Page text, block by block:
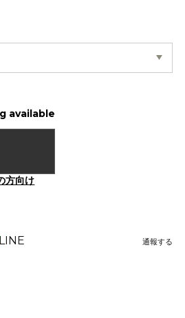
available
方向け
LINE 通報する